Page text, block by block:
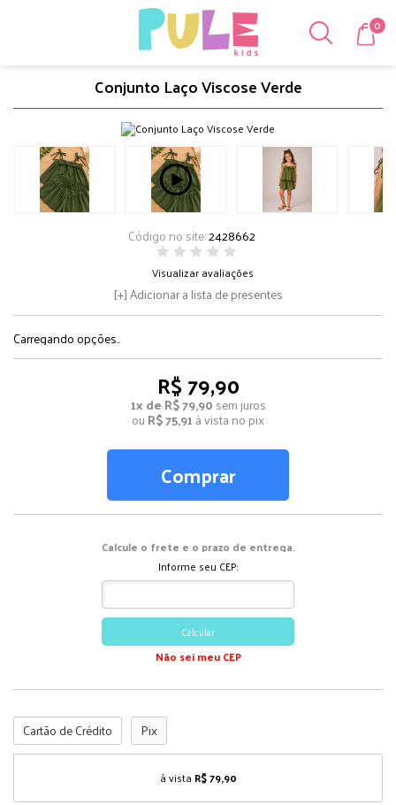
0
Conjunto Laço Viscose Verde
Código no site:2428662
Visualizar avaliações
Adicionar a lista de presentes
Carregando opções..
R$ 79,90
1x de R$ 79,90 sem juros
ou R$ 75,91 à vista no pix
Comprar
Calcule o frete e o prazo de entrega.
Informe seu CEP:
Calcular
Não sei meu CEP
Cartão de Crédito Pix
à vista R$ 79,90